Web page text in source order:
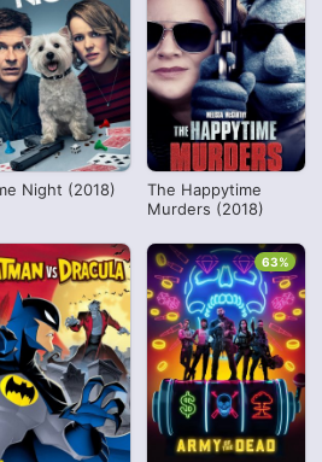
Night (2018)
The Happytime
Murders (2018)
63%